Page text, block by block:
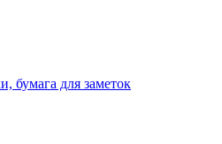
бумага для заметок